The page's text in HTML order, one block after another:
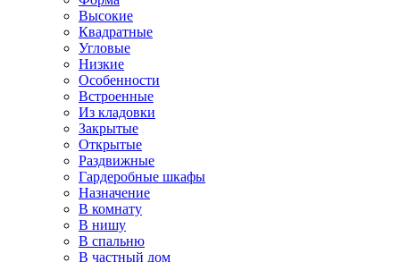
Высокие
Квадратные
Угловые
Низкие
Особенности
Встроенные
Из кладовки
Закрытые
Открытые
Раздвижные
Гардеробные шкафы
Назначение
В комнату
В нишу
В спальню
В частный дом